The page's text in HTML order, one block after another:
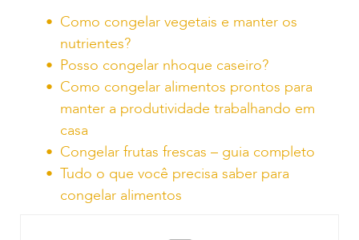
Como congelar vegetais e manter os
nutrientes?
Posso congelar nhoque caseiro?
Como congelar alimentos prontos para
manter a produtividade trabalhando em
casa
Congelar frutas frescas – guia completo
Tudo o que você precisa saber para
congelar alimentos